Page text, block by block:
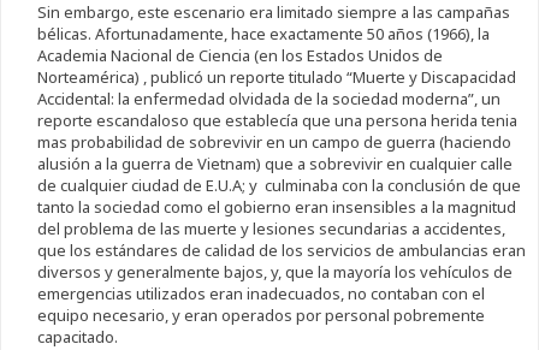
Sin embargo, este escenario era limitado siempre a las campañas
bélicas. Afortunadamente, hace exactamente 50 años (1966), la
Academia Nacional de Ciencia (en los Estados Unidos de
Norteamérica) , publicó un reporte titulado “Muerte y Discapacidad
Accidental: la enfermedad olvidada de la sociedad moderna”, un
reporte escandaloso que establecía que una persona herida tenia
mas probabilidad de sobrevivir en un campo de guerra (haciendo
alusión a la guerra de Vietnam) que a sobrevivir en cualquier calle
de cualquier ciudad de E.U.A; y culminaba con la conclusión de que
tanto la sociedad como el gobierno eran insensibles a la magnitud
del problema de las muerte y lesiones secundarias a accidentes,
que los estándares de calidad de los servicios de ambulancias eran
diversos y generalmente bajos, y, que la mayoría los vehículos de
emergencias utilizados eran inadecuados, no contaban con el
equipo necesario, y eran operados por personal pobremente
capacitado.